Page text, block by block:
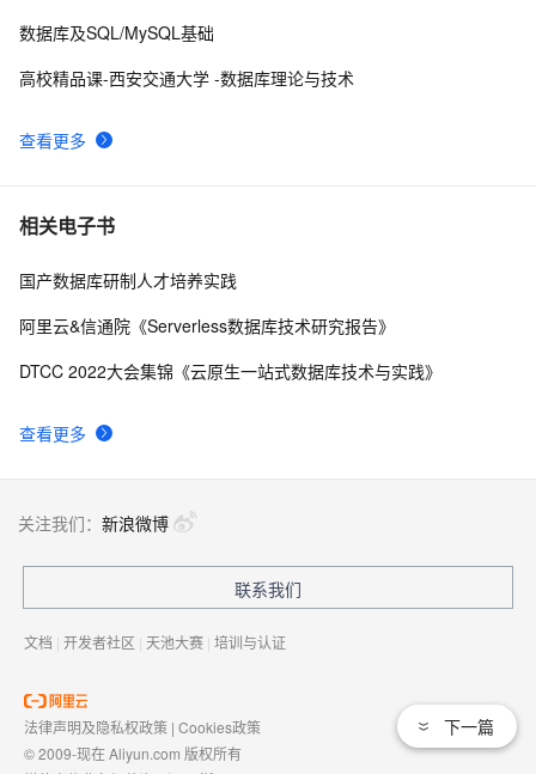
查看更多
数据库及SQL/MySQL基础
高校精品课-西安交通大学 -数据库理论与技术
相关电子书
查看更多
国产数据库研制人才培养实践
阿里云&信通院《Serverless数据库技术研究报告》
DTCC 2022大会集锦《云原生一站式数据库技术与实践》
下一篇
关注我们： 新浪微博
联系我们
文档 | 开发者社区 | 天池大赛 | 培训与认证
法律声明及隐私权政策 | Cookies政策
© 2009-现在 Aliyun.com 版权所有